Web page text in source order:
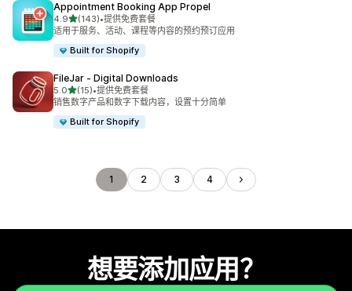
Appointment Booking App Propel
4.9星（满分 5 星）
(143)
总共 143 条评论
•提供免费套餐
适用于服务、活动、课程等内容的预约预订应用
Built for Shopify
FileJar ‑ Digital Downloads
5.0星（满分 5 星）
(15)
总共 15 条评论
•提供免费套餐
销售数字产品和数字下载内容，设置十分简单
Built for Shopify
1 2 3 4
想要添加应用？